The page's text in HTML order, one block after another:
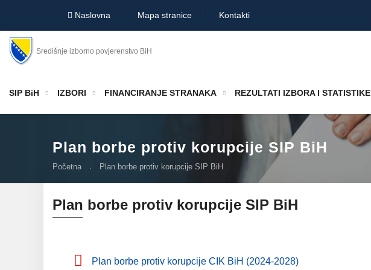
Naslovna Mapa stranice Kontakti
Središnje izborno povjerenstvo BiH
SIP BiH IZBORI FINANCIRANJE STRANAKA REZULTATI IZBORA I STATISTIKE
Plan borbe protiv korupcije SIP BiH
Početna Plan borbe protiv korupcije SIP BiH
Plan borbe protiv korupcije SIP BiH
Plan borbe protiv korupcije CIK BiH (2024-2028)